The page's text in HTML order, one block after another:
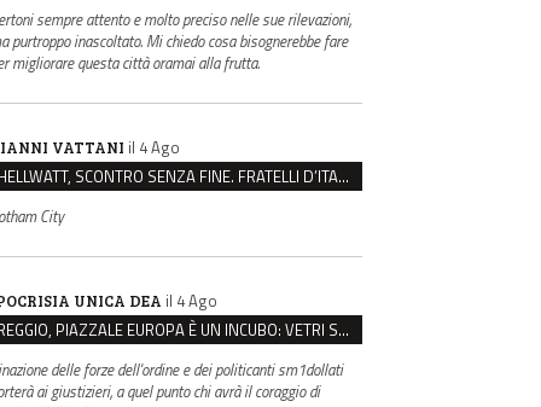
sempre attento e molto preciso nelle sue rilevazioni,
purtroppo inascoltato. Mi chiedo cosa bisognerebbe fare
migliorare questa città oramai alla frutta.
VATTANI il 4 Ago
HELLWATT, SCONTRO SENZA FINE. FRATELLI D’ITALIA: “MILANI PORTA DOCUMENTI, DE FRANCO INSULTI”
City
UNICA DEA il 4 Ago
REGGIO, PIAZZALE EUROPA È UN INCUBO: VETRI SPACCATI E FURTI SULLE AUTO IN SOSTA
delle forze dell'ordine e dei politicanti sm1dollati
ai giustizieri, a quel punto chi avrà il coraggio di